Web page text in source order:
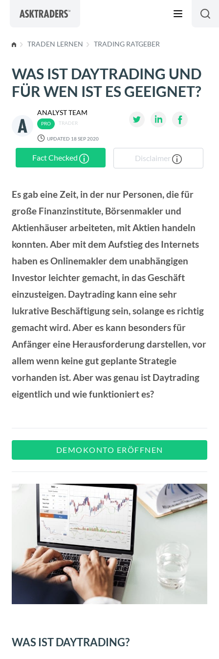
TRADEN LERNEN TRADING RATGEBER
WAS IST DAYTRADING UND
FÜR WEN IST ES GEEIGNET?
ANALYST TEAM
TRADER
UPDATED 18 SEP 2020
Fact Checked Disclaimer
Es gab eine Zeit, in der nur Personen, die für
große Finanzinstitute, Börsenmakler und
Aktienhäuser arbeiteten, mit Aktien handeln
konnten. Aber mit dem Aufstieg des Internets
haben es Onlinemakler dem unabhängigen
Investor leichter gemacht, in das Geschäft
einzusteigen. Daytrading kann eine sehr
lukrative Beschäftigung sein, solange es richtig
gemacht wird. Aber es kann besonders für
Anfänger eine Herausforderung darstellen, vor
allem wenn keine gut geplante Strategie
vorhanden ist. Aber was genau ist Daytrading
eigentlich und wie funktioniert es?
DEMOKONTO ERÖFFNEN
WAS IST DAYTRADING?